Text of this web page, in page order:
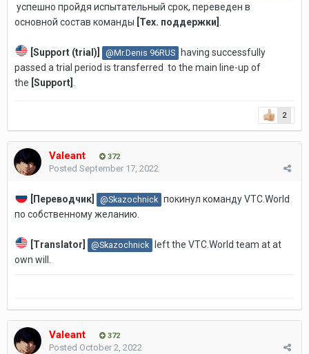
успешно пройдя испытательный срок, переведен в
основной состав команды Тех. поддержки
[Support (trial) @Mr.Denis 96RUS
having successfully
passed a trial period is transferred to the main line-up of
the Support
2
Valeant 372
Posted September 17, 2022
[Переводчик] @Skazochnick покинул команду VTC.World
по собственному желанию.
[Translator] @Skazochnick
left the VTC.World team at at
own will.
Valeant 372
Posted October 2, 2022